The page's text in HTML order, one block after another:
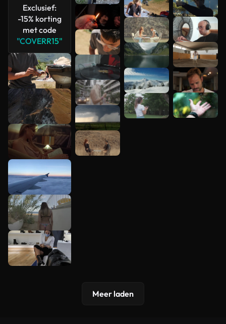
Exclusief:
-15% korting
met code
"COVERR15"
bekijken
Meer laden